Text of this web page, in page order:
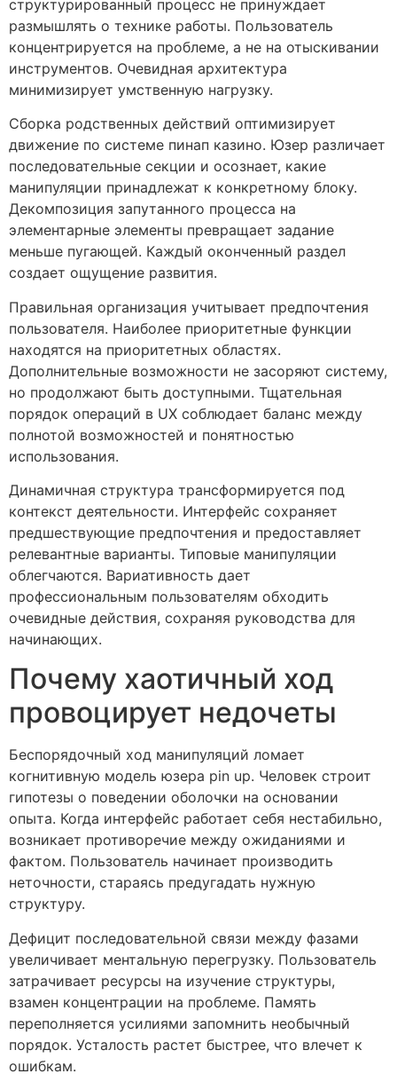
структурированный процесс не принуждает
размышлять о технике работы. Пользователь
концентрируется на проблеме, а не на отыскивании
инструментов. Очевидная архитектура
минимизирует умственную нагрузку.
Сборка родственных действий оптимизирует
движение по системе пинап казино. Юзер различает
последовательные секции и осознает, какие
манипуляции принадлежат к конкретному блоку.
Декомпозиция запутанного процесса на
элементарные элементы превращает задание
меньше пугающей. Каждый оконченный раздел
создает ощущение развития.
Правильная организация учитывает предпочтения
пользователя. Наиболее приоритетные функции
находятся на приоритетных областях.
Дополнительные возможности не засоряют систему,
но продолжают быть доступными. Тщательная
порядок операций в UX соблюдает баланс между
полнотой возможностей и понятностью
использования.
Динамичная структура трансформируется под
контекст деятельности. Интерфейс сохраняет
предшествующие предпочтения и предоставляет
релевантные варианты. Типовые манипуляции
облегчаются. Вариативность дает
профессиональным пользователям обходить
очевидные действия, сохраняя руководства для
начинающих.
Почему хаотичный ход
провоцирует недочеты
Беспорядочный ход манипуляций ломает
когнитивную модель юзера pin up. Человек строит
гипотезы о поведении оболочки на основании
опыта. Когда интерфейс работает себя нестабильно,
возникает противоречие между ожиданиями и
фактом. Пользователь начинает производить
неточности, стараясь предугадать нужную
структуру.
Дефицит последовательной связи между фазами
увеличивает ментальную перегрузку. Пользователь
затрачивает ресурсы на изучение структуры,
взамен концентрации на проблеме. Память
переполняется усилиями запомнить необычный
порядок. Усталость растет быстрее, что влечет к
ошибкам.